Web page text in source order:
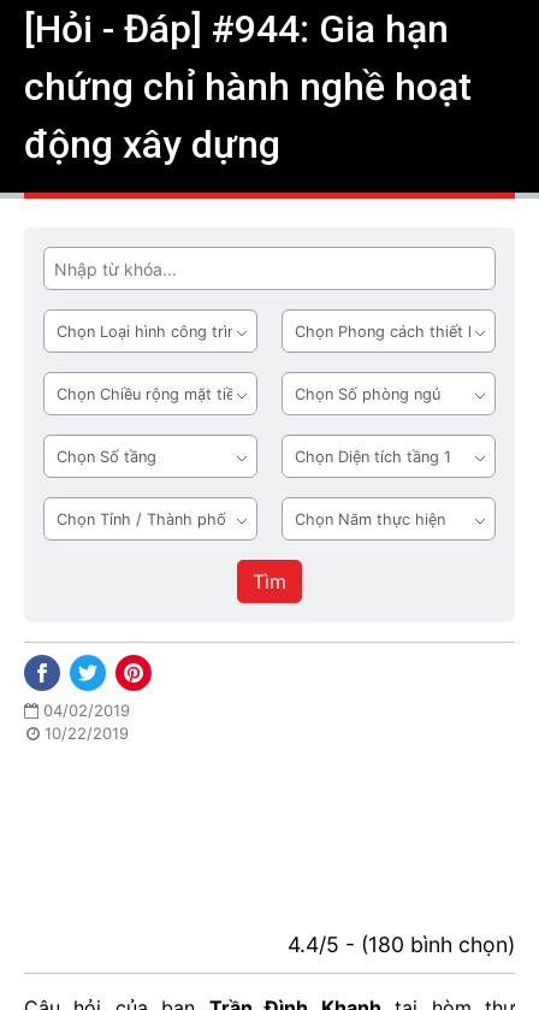
[Hỏi - Đáp] #944: Gia hạn
chứng chỉ hành nghề hoạt
động xây dựng
Tìm
Loại
hình
công
trình
Phong
cách
thiết
kế
Chiều
rộng
mặt
tiền
Số
phòng
ngủ
Số
tầng
Diện
tích
tầng
1
Tỉnh
/
Năm
thực
hiện
Tìm
04/02/2019
10/22/2019
4.4/5 - (180 bình chọn)